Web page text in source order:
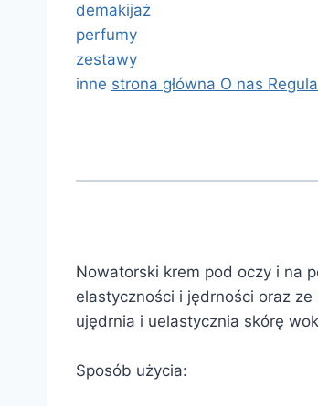
demakijaż
perfumy
zestawy
inne strona główna O nas
Nowatorski krem pod oczy i na
elastyczności i jędrności oraz ze
ujędrnia i uelastycznia skórę
Sposób użycia: